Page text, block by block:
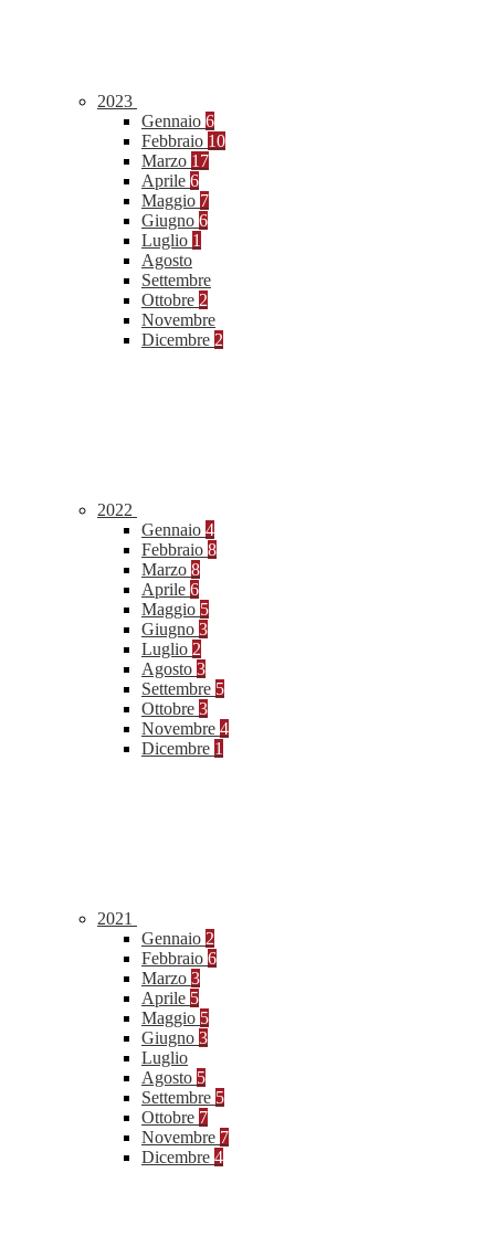
2023
Gennaio 6
Febbraio 10
Marzo 17
Aprile 6
Maggio 7
Giugno 6
Luglio 1
Agosto
Settembre
Ottobre 2
Novembre
Dicembre 2
2022
Gennaio 4
Febbraio 8
Marzo 8
Aprile 6
Maggio 5
Giugno 3
Luglio 2
Agosto 3
Settembre 5
Ottobre 3
Novembre 4
Dicembre 1
2021
Gennaio 2
Febbraio 6
Marzo 3
Aprile 5
Maggio 5
Giugno 3
Luglio
Agosto 5
Settembre 5
Ottobre 7
Novembre 7
Dicembre 4